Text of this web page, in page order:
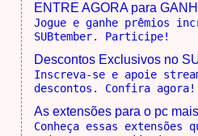
ENTRE AGORA para
Jogue e ganhe prêmios
SUBtember. Participe!
Descontos Exclusivos no
Inscreva-se e apoie
descontos. Confira agora!
As extensões para o pc
Conheça essas extensões